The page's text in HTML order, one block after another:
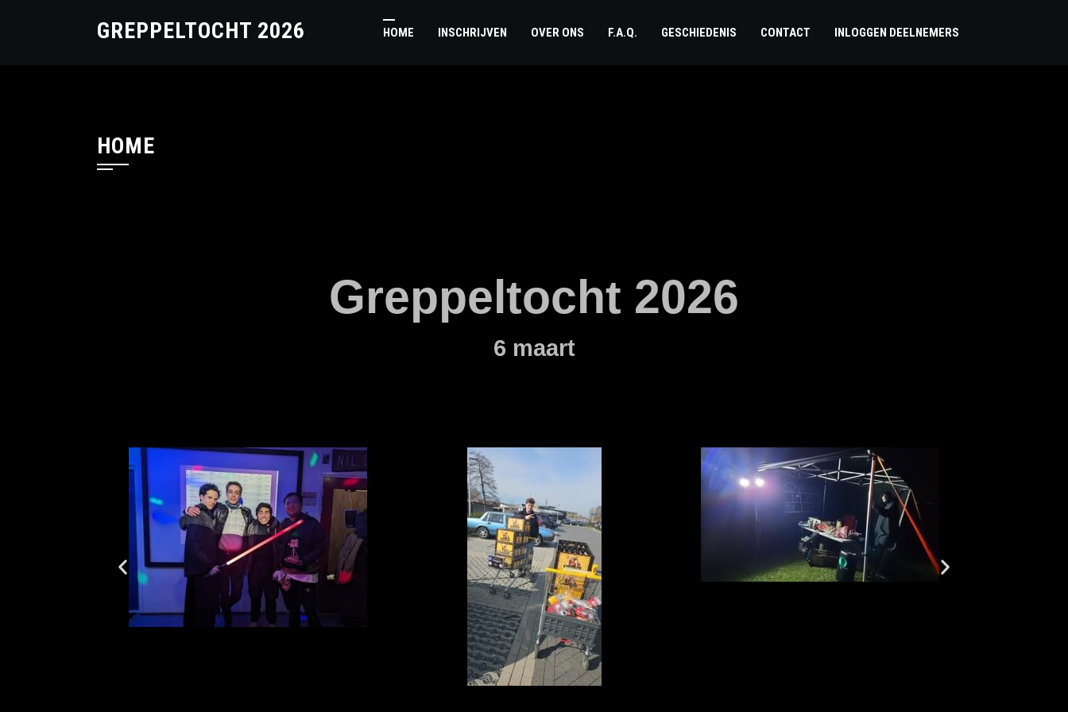
GREPPELTOCHT 2026 HOME INSCHRIJVEN OVER ONS F.A.Q. GESCHIEDENIS CONTACT INLOGGEN DEELNEMERS
HOME
Greppeltocht 2026
6 maart